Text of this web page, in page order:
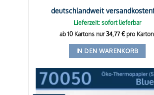
deutschlandweit
Lieferzeit: sofort lieferbar
ab 10 Kartons nur34,77€pro
IN DEN WARENKORB